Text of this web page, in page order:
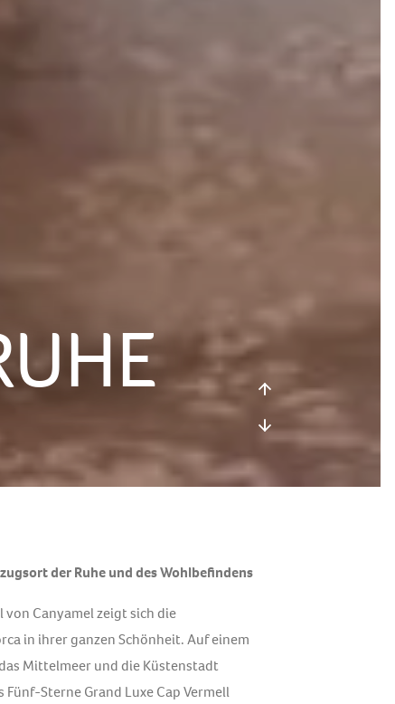
der Ruhe und des Wohlbefindens
von Canyamel zeigt sich die
in ihrer ganzen Schönheit. Auf einem
Mittelmeer und die Küstenstadt
Fünf-Sterne Grand Luxe Cap Vermell